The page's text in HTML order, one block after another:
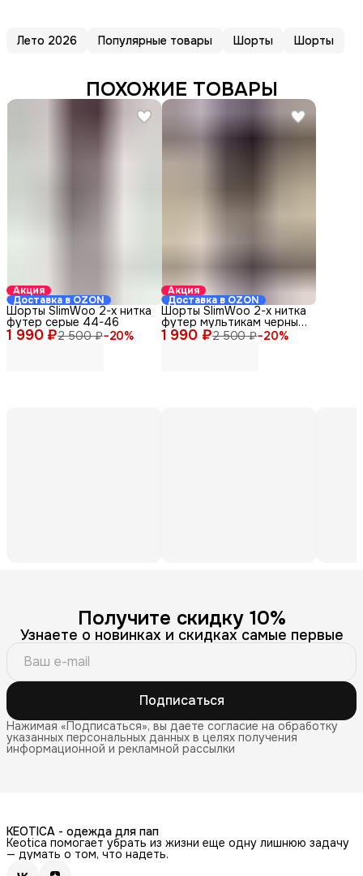
Лето 2026 Популярные товары Шорты Шорты
ПОХОЖИЕ ТОВАРЫ
Акция
Доставка в OZON
1 990 ₽2 500 ₽−20%
Шорты SlimWoo 2-х нитка
футер серые 44-46
Акция
Доставка в OZON
1 990 ₽2 500 ₽−20%
Шорты SlimWoo 2-х нитка
футер мультикам черный
48-50
Получите скидку 10%
Узнаете о новинках и скидках самые первые
Подписаться
Нажимая «Подписаться», вы даете согласие на обработку
указанных персональных данных в целях получения
информационной и рекламной рассылки
KEOTICA - одежда для пап
Keotica помогает убрать из жизни еще одну лишнюю задачу
— думать о том, что надеть.